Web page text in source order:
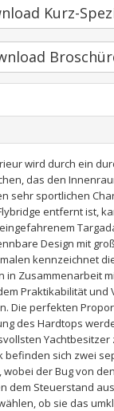
Kurz-
wird durch ein
das den
sehr sportlichen
entfernt ist,
Design mit
kennzeichnet
in Zusammenarbeit
Praktikabilität und
Die perfekten
des Hardtops
befinden sich zwei
wobei der Bug von
dem Steuerstand
ob sie das